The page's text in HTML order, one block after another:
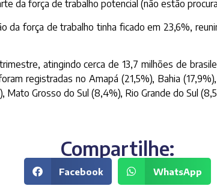
da força de trabalho potencial (não estão
da força de trabalho tinha ficado em 23,6%,
atingindo cerca de 13,7 milhões de
registradas no Amapá (21,5%), Bahia
Mato Grosso do Sul (8,4%), Rio Grande do Sul
Compartilhe:
Facebook WhatsApp